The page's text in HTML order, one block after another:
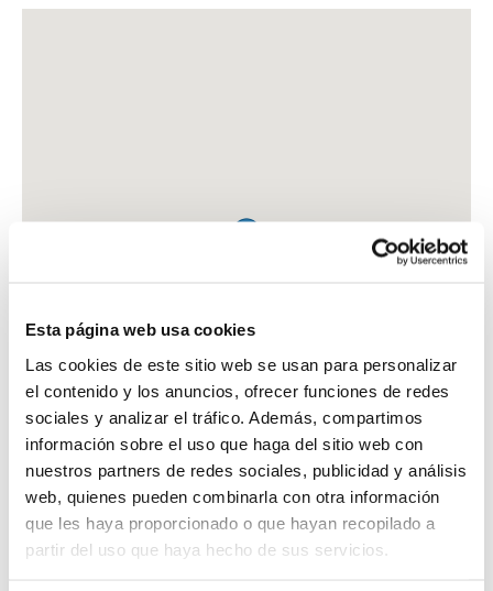
Esta página web usa cookies
Las cookies de este sitio web se usan para personalizar
el contenido y los anuncios, ofrecer funciones de redes
sociales y analizar el tráfico. Además, compartimos
información sobre el uso que haga del sitio web con
nuestros partners de redes sociales, publicidad y análisis
web, quienes pueden combinarla con otra información
que les haya proporcionado o que hayan recopilado a
partir del uso que haya hecho de sus servicios.
FARMACIA VILLASEVIL PAU , ARIADNA
C. JULIOL, 27 - 29